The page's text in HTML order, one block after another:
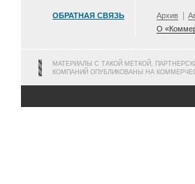
ОБРАТНАЯ СВЯЗЬ Архив
О
МАТЕРИАЛЫ С ТАКОЙ МЕТКОЙ,
КОМПАНИЙ ОПУБЛИКОВАНЫ НА